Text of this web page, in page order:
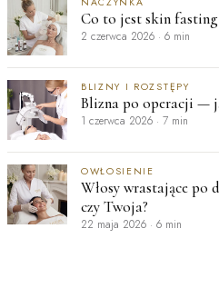
Co to jest skin
2 czerwca 2026 · 6 min
BLIZNY I ROZSTĘPY
Blizna po operacji —
1 czerwca 2026 · 7 min
OWŁOSIENIE
Włosy wrastające
czy Twoja?
22 maja 2026 · 6 min